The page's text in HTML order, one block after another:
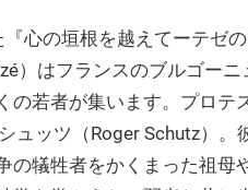
心の垣根を越えてーテゼの
）はフランスのブルゴー
の若者が集います。プロテ
ュッツ（Roger Schutz）
の犠牲者をかくまった祖母